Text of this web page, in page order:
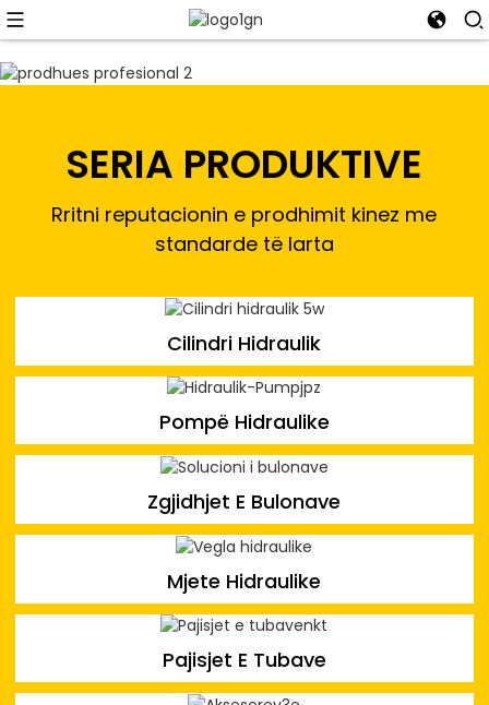
SERIA PRODUKTIVE
Rritni reputacionin e prodhimit kinez me
standarde të larta
Cilindri Hidraulik
Pompë Hidraulike
Zgjidhjet E Bulonave
Mjete Hidraulike
Pajisjet E Tubave